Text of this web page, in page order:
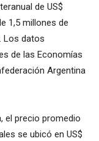
de US$
1,5 millones de
Los datos
de las Economías
Argentina
el precio promedio
se ubicó en US$